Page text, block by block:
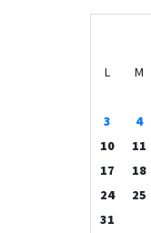
L M
3
4
10
11
17
18
24
25
31